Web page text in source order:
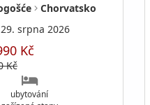
Chorvatsko
srpna 2026
Kč
Kč
ubytování